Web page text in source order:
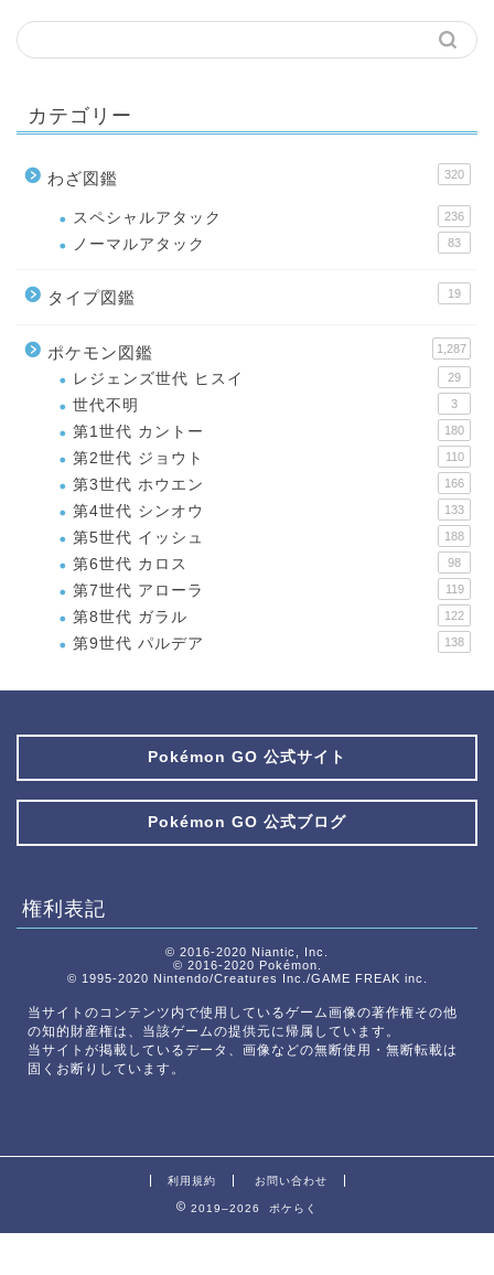
カテゴリー
わざ図鑑 320
スペシャルアタック 236
ノーマルアタック 83
タイプ図鑑 19
ポケモン図鑑 1,287
レジェンズ世代 ヒスイ 29
世代不明 3
第1世代 カントー 180
第2世代 ジョウト 110
第3世代 ホウエン 166
第4世代 シンオウ 133
第5世代 イッシュ 188
第6世代 カロス 98
第7世代 アローラ 119
第8世代 ガラル 122
第9世代 パルデア 138
Pokémon GO 公式サイト
Pokémon GO 公式ブログ
権利表記
© 2016-2020 Niantic, Inc.
© 2016-2020 Pokémon.
© 1995-2020 Nintendo/Creatures Inc./GAME FREAK inc.
当サイトのコンテンツ内で使用しているゲーム画像の著作権その他
の知的財産権は、当該ゲームの提供元に帰属しています。
当サイトが掲載しているデータ、画像などの無断使用・無断転載は
固くお断りしています。
利用規約 お問い合わせ
2019–2026 ポケらく